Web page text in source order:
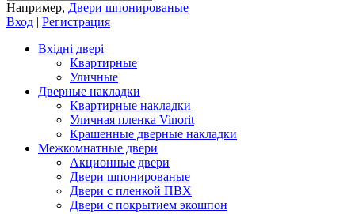
Например, Двери шпонированые
Вход | Регистрация
Вхідні двері
Квартирные
Уличные
Дверные накладки
Квартирные накладки
Уличная пленка Vinorit
Крашенные дверные накладки
Межкомнатные двери
Акционные двери
Двери шпонированые
Двери с пленкой ПВХ
Двери с покрытием экошпон